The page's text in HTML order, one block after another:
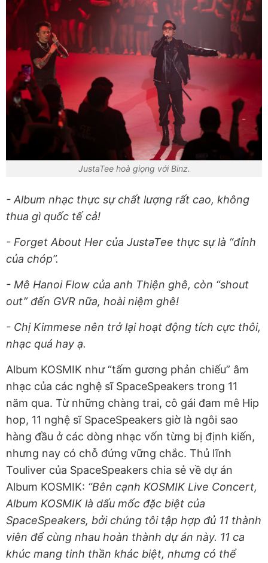
JustaTee hoà giọng với Binz.
- Album nhạc thực sự chất lượng rất cao, không
thua gì quốc tế cả!
- Forget About Her của JustaTee thực sự là “đỉnh
của chóp”.
- Mê Hanoi Flow của anh Thiện ghê, còn “shout
out” đến GVR nữa, hoài niệm ghê!
- Chị Kimmese nên trở lại hoạt động tích cực thôi,
nhạc quá hay ạ.
Album KOSMIK như “tấm gương phản chiếu” âm
nhạc của các nghệ sĩ SpaceSpeakers trong 11
năm qua. Từ những chàng trai, cô gái đam mê Hip
hop, 11 nghệ sĩ SpaceSpeakers giờ là ngôi sao
hàng đầu ở các dòng nhạc vốn từng bị định kiến,
nhưng nay có chỗ đứng vững chắc. Thủ lĩnh
Touliver của SpaceSpeakers chia sẻ về dự án
Album KOSMIK: “Bên cạnh KOSMIK Live Concert,
Album KOSMIK là dấu mốc đặc biệt của
SpaceSpeakers, bởi chúng tôi tập hợp đủ 11 thành
viên để cùng nhau hoàn thành dự án này. 11 ca
khúc mang tinh thần khác biệt, nhưng có thể